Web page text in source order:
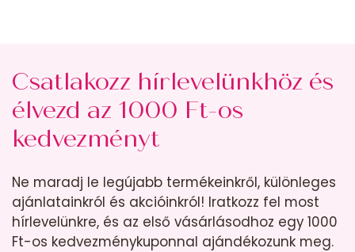
Csatlakozz hírlevelünkhöz és
élvezd az 1000 Ft-os
kedvezményt
Ne maradj le legújabb termékeinkről, különleges
ajánlatainkról és akcióinkról! Iratkozz fel most
hírlevelünkre, és az első vásárlásodhoz egy 1000
Ft-os kedvezménykuponnal ajándékozunk meg.